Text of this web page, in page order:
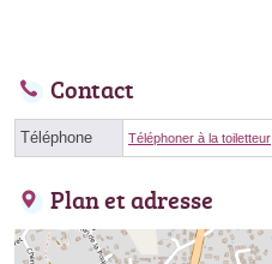
Contact
Téléphone Téléphoner à la toiletteur
Plan et adresse